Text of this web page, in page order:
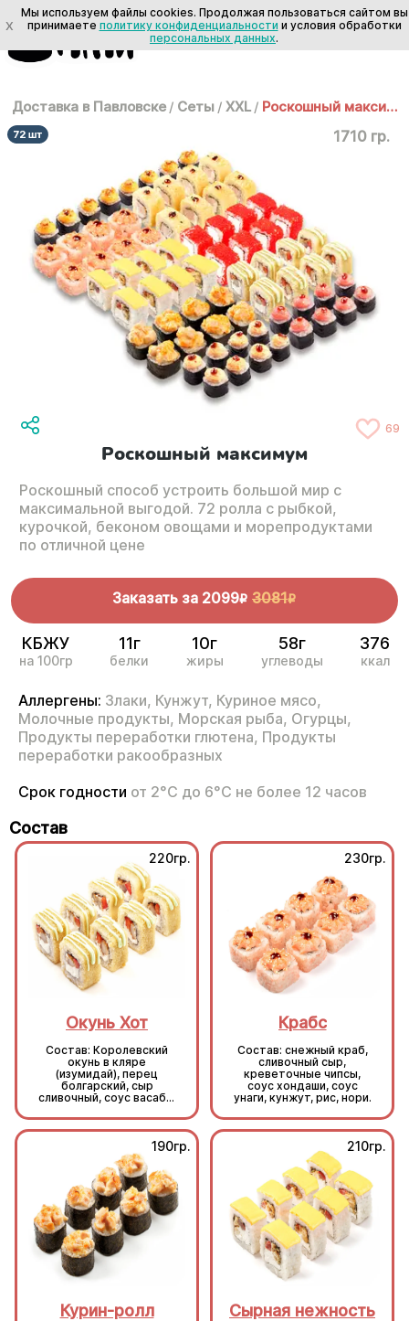
Доставка в Павловске / Сеты / XXL / Роскошный максимум
1710 гр.
69
Роскошный максимум
Роскошный способ устроить большой мир с
максимальной выгодой. 72 ролла с рыбкой,
курочкой, беконом овощами и морепродуктами
по отличной цене
Заказать за 2099R 3081R
КБЖУ
на 100гр
11г
белки
10г
жиры
58г
углеводы
376
ккал
Аллергены: Злаки, Кунжут, Куриное мясо,
Молочные продукты, Морская рыба, Огурцы,
Продукты переработки глютена, Продукты
переработки ракообразных
Срок годности от 2°С до 6°С не более 12 часов
Состав
220гр.
Окунь Хот
Состав: Королевский
окунь в кляре
(изумидай), перец
болгарский, сыр
сливочный, соус васаби,
230гр.
Крабс
Состав: снежный краб,
сливочный сыр,
креветочные чипсы,
соус хондаши, соус
унаги, кунжут, рис, нори.
190гр.
Курин-ролл
210гр.
Сырная нежность
X
Мы используем файлы cookies. Продолжая пользоваться сайтом вы
принимаете политику конфиденциальности и условия обработки
персональных данных.